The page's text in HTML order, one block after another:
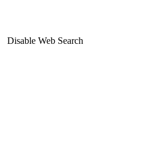
Disable Web Search